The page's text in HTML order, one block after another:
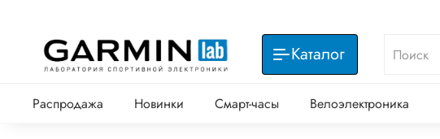
Каталог
Распродажа Новинки Смарт-часы Велоэлектроника